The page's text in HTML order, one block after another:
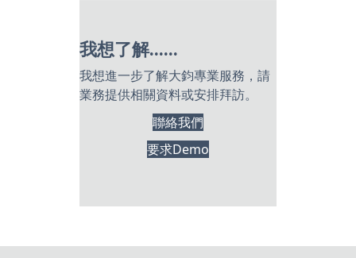
我想了解......
我想進一步了解大鈞專業服務，請
業務提供相關資料或安排拜訪。
聯絡我們
要求Demo